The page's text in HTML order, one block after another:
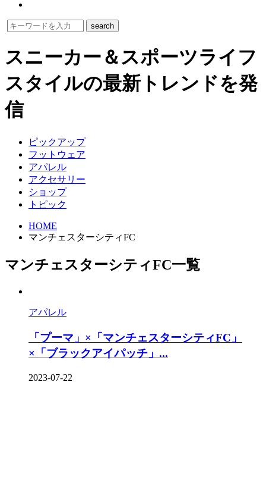
スニーカー＆スポーツライフ
スタイルの最新トレンドを発
信
ピックアップ
フットウェア
アパレル
アクセサリー
ショップ
トピック
HOME
マンチェスターシティFC
マンチェスターシティFC一覧
アパレル
「プーマ」×「マンチェスターシティFC」
×「ブラックアイパッチ」...
2023-07-22